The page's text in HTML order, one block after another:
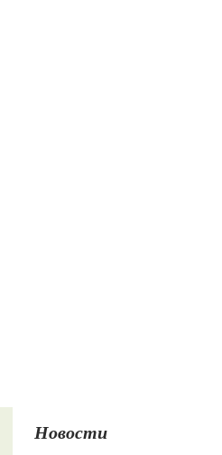
Новости